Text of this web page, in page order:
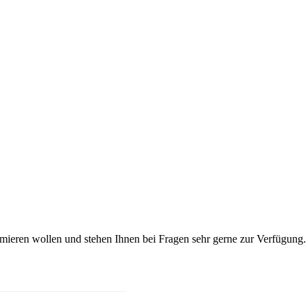
wollen und stehen Ihnen bei Fragen sehr gerne zur Verfügung.